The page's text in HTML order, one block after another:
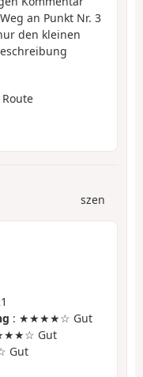
an Punkt Nr. 3
den kleinen
szen
: ★★★★☆ Gut
Gut
Gut